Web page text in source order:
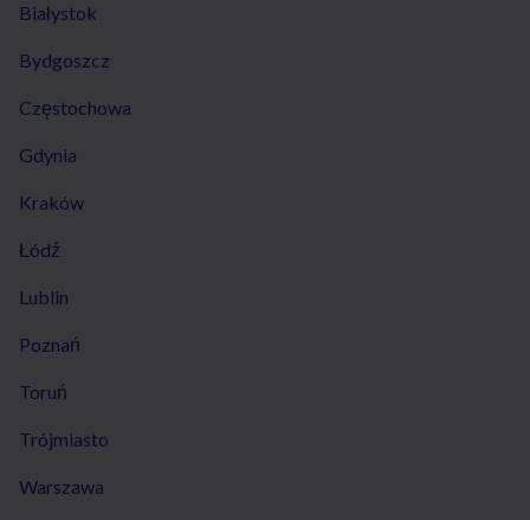
Białystok
Bydgoszcz
Częstochowa
Gdynia
Kraków
Łódź
Lublin
Poznań
Toruń
Trójmiasto
Warszawa